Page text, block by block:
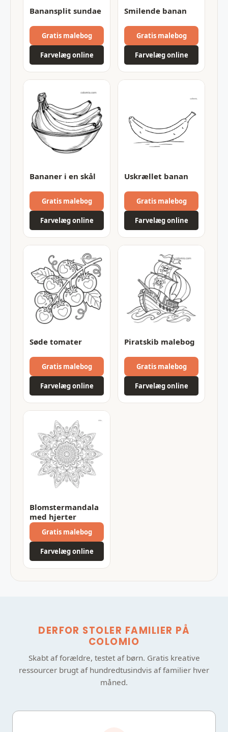
Banansplit sundae
Gratis malebog
Farvelæg online
Smilende banan
Gratis malebog
Farvelæg online
Bananer i en skål
Gratis malebog
Farvelæg online
Uskrællet banan
Gratis malebog
Farvelæg online
Søde tomater
Gratis malebog
Farvelæg online
Piratskib malebog
Gratis malebog
Farvelæg online
Blomstermandala
med hjerter
Gratis malebog
Farvelæg online
DERFOR STOLER FAMILIER PÅ
COLOMIO
Skabt af forældre, testet af børn. Gratis kreative
ressourcer brugt af hundredtusindvis af familier hver
måned.